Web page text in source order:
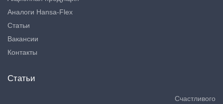
Аналоги Hansa-Flex
Статьи
Вакансии
Контакты
Статьи
Счастливого